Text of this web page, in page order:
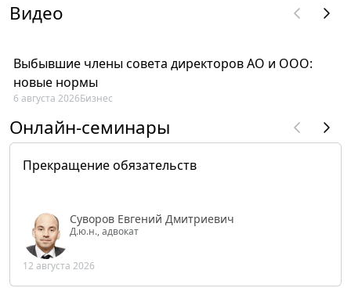
Видео
Выбывшие члены совета директоров АО и ООО:
новые нормы
6 августа 2026Бизнес
Онлайн-семинары
Прекращение обязательств
Суворов Евгений Дмитриевич
Д.ю.н., адвокат
12 августа 2026